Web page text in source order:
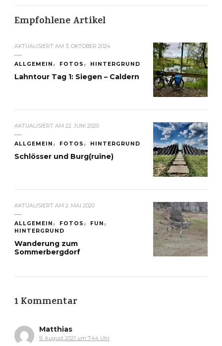
Empfohlene Artikel
AKTUALISIERT AM 3. OKTOBER 2024
ALLGEMEIN FOTOS HINTERGRUND
Lahntour Tag 1: Siegen – Caldern
AKTUALISIERT AM 22. JUNI 2020
ALLGEMEIN FOTOS HINTERGRUND
Schlösser und Burg(ruine)
AKTUALISIERT AM 2. MAI 2020
ALLGEMEIN FOTOS
FUN
HINTERGRUND
Wanderung zum
Sommerbergdorf
1 Kommentar
Matthias
9. August 2021 um 7:44 Uhr